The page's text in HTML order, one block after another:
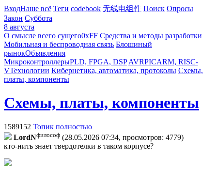
ВходНаше всё Теги codebook 无线电组件 Поиск Опросы
Закон Суббота
8 августа
О смысле всего сущего0xFF Средства и методы разработки
Мобильная и беспроводная связь Блошиный
рынокОбъявления
МикроконтроллерыPLD, FPGA, DSP AVRPICARM, RISC-
VТехнологии Кибернетика, автоматика, протоколы Схемы,
платы, компоненты
Схемы, платы, компоненты
1589152 Топик полностью
LordNфилософ (28.05.2026 07:34, просмотров: 4779)
кто-нить знает твердотелки в таком корпусе?